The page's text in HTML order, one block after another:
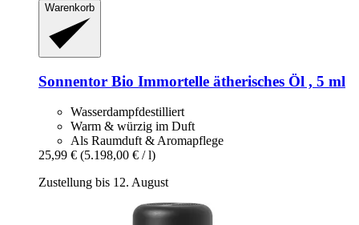
Warenkorb
Sonnentor Bio Immortelle ätherisches Öl , 5 ml
Wasserdampfdestilliert
Warm & würzig im Duft
Als Raumduft & Aromapflege
25,99 € (5.198,00 € / l)
Zustellung bis 12. August